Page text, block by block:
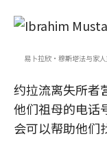
易卜拉欣·穆斯塔法与家人
约拉流离失所者
他们祖母的电话
会可以帮助他们